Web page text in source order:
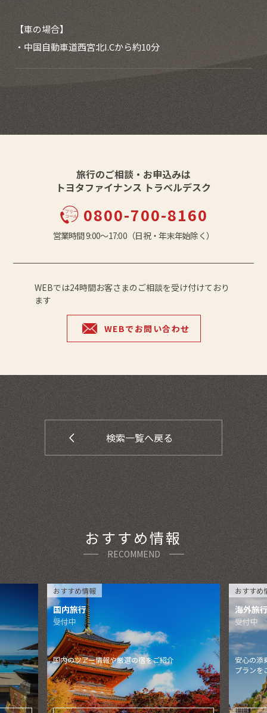
【車の場合】
・中国自動車道西宮北I.Cから約10分
旅行のご相談・お申込みは
トヨタファイナンス トラベルデスク
0800-700-8160
営業時間 9:00〜17:00（日祝・年末年始除く）
WEBでは24時間お客さまのご相談を受け付けており
ます
WEBでお問い合わせ
検索一覧へ戻る
おすすめ情報
RECOMMEND
おすすめ情報
国内旅行
受付中
国内のツアー情報や厳選の宿をご紹介
おすすめ
海外旅
受付中
安心の添
プランを